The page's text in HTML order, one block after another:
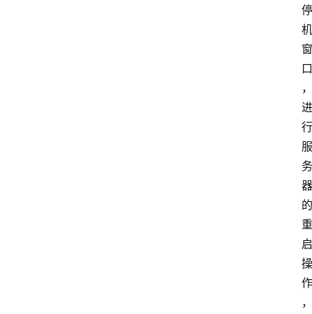
停
机
窗
口
，
进
行
服
务
器
的
重
启
操
作
，